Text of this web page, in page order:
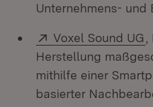
Unternehmens- und
Extern:
Voxel Sound UG
Herstellung
mithilfe einer
basierter